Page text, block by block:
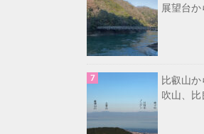
展望台
比叡山
吹山、比